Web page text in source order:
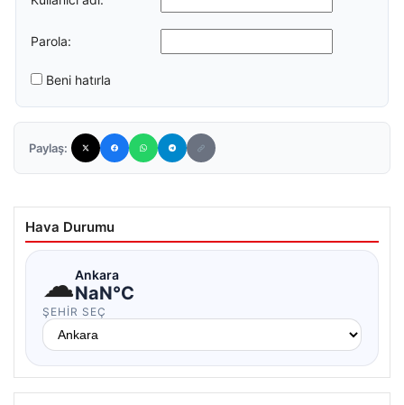
Parola:
Beni hatırla
Paylaş:
Hava Durumu
☁Ankara
NaN°C
ŞEHIR SEÇ